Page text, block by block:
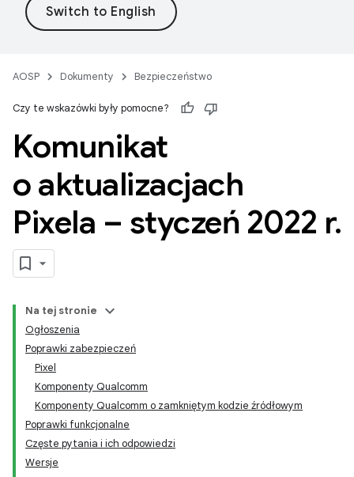
AOSP Dokumenty Bezpieczeństwo
Czy te wskazówki były pomocne?
Komunikat
o aktualizacjach
Pixela – styczeń 2022 r.
Na tej stronie
Ogłoszenia
Poprawki zabezpieczeń
Pixel
Komponenty Qualcomm
Komponenty Qualcomm o zamkniętym kodzie źródłowym
Poprawki funkcjonalne
Częste pytania i ich odpowiedzi
Wersje